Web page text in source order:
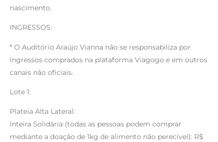
nascimento.
INGRESSOS:
* O Auditório Araújo Vianna não se responsabiliza por
ingressos comprados na plataforma Viagogo e em outros
canais não oficiais.
Lote 1:
Plateia Alta Lateral:
Inteira Solidária (todas as pessoas podem comprar
mediante a doação de 1kg de alimento não perecível): R$